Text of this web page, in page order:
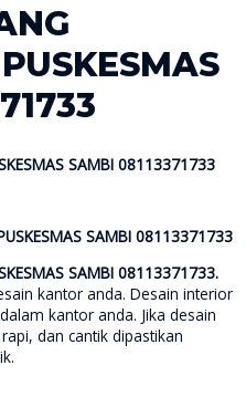
SAMBI 08113371733
SAMBI 08113371733.
kantor anda. Desain interior
kantor anda. Jika desain
dan cantik dipastikan